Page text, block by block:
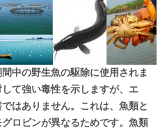
中の野生魚の駆除に使用されま
て強い毒性を示しますが、エ
はありません。これは、魚類と
ロビンが異なるためです。魚類